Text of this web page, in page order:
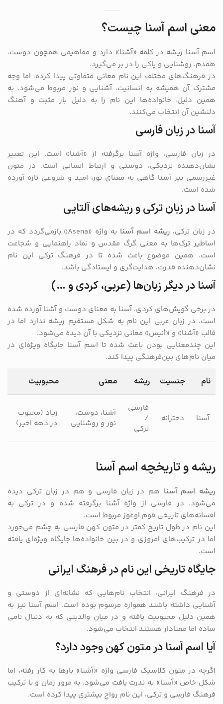
معنی اسم آسنا چیست؟
اسم آسنا ریشه در کلمه «آشنا» دارد و مفاهیمی همچون دوست،
همدم، روشنایی و پاکی را در بر می‌گیرد.
در فرهنگ‌های مختلف این نام معانی متفاوتی پیدا کرده، اما وجه
مشترک آن همیشه به انسانیت، آشنایی و نور مربوط می‌شود. به
همین دلیل، خانواده‌ها این نام را به دلیل بار مثبت و آهنگ
دلنشین آن انتخاب می‌کنند.
آسنا در زبان فارسی
در زبان فارسی، واژه آسنا برگرفته از «آشنا» است. این تعبیر
نشان‌دهنده نزدیکی، دوستی و ارتباط انسانی است. در متون
غیررسمی نیز آسنا گاهی به معنای نور، امید و شروعی تازه آورده
شده است.
آسنا در زبان ترکی و ریشه‌های آلتایی
در زبان ترکی، ریشه اسم آسنا
به واژه «Asena» بازمی‌گردد که در
اساطیر ترک‌ها به معنی گرگ مقدس و نماد راهنمایی و شجاعت
است. همین موضوع باعث شده تا در فرهنگ ترکی این نام
نشان‌دهنده قدرت، هدایت‌گری و ایستادگی باشد.
آسنا در دیگر زبان‌ها (عربی، کردی و …)
در برخی گویش‌های کردی، آسنا به معنای دوست و آشنا آورده شده
است. در زبان عربی این نام به شکل مستقیم ریشه ندارد اما در
قالب «آشنا» و «أنیس» معانی نزدیکی با آن دیده می‌شود.
این چندمعنایی بودن باعث شده تا اسم آسنا جایگاه ویژه‌ای در
میان نام‌های بین‌فرهنگی پیدا کند.
نام جنسیت ریشه معنی محبوبیت
آسنا دخترانه
فارسی
/
ترکی
آشنا، دوست،
نور و روشنایی
زیاد (محبوب
در دهه اخیر)
ریشه و تاریخچه اسم آسنا
ریشه اسم آسنا هم در زبان فارسی و هم در زبان ترکی دیده
می‌شود. در فارسی از واژه آشنا برگرفته شده و در ترکی به
افسانه‌های تاریخی قوم اوغوز مربوط است.
این نام در طول تاریخ کمتر در متون کهن فارسی به چشم می‌خورد
اما در ترکیب‌های امروزی و در بین خانواده‌ها جایگاه ویژه‌ای یافته
است.
جایگاه تاریخی این نام در فرهنگ ایرانی
در فرهنگ ایرانی، انتخاب نام‌هایی که نشانه‌ای از دوستی و
آشنایی داشته باشند همواره مرسوم بوده است. اسم آسنا نیز به
همین دلیل محبوبیت یافته و در میان والدینی که به دنبال نامی
ساده اما معنادار هستند انتخاب می‌شود.
آیا اسم آسنا در متون کهن وجود دارد؟
اگرچه در متون کلاسیک فارسی واژه «آشنا» بارها به کار رفته، اما
شکل خاص «آسنا» به ندرت یافت می‌شود. به مرور زمان و با ترکیب
فرهنگ فارسی و ترکی، این نام رواج بیشتری پیدا کرده است.